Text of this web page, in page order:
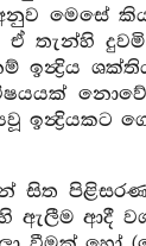
මෙසේ
ඒ තැන්හි
ඉන්‍ද්‍රිය
ඉන්‍ද්‍රියකට
සිත
ඇලීම ආදී